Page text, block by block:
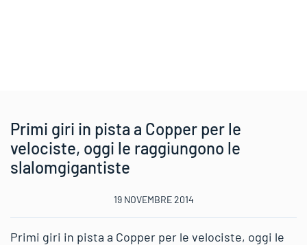
Primi giri in pista a Copper per le
velociste, oggi le raggiungono le
slalomgigantiste
19 NOVEMBRE 2014
Primi giri in pista a Copper per le velociste, oggi le